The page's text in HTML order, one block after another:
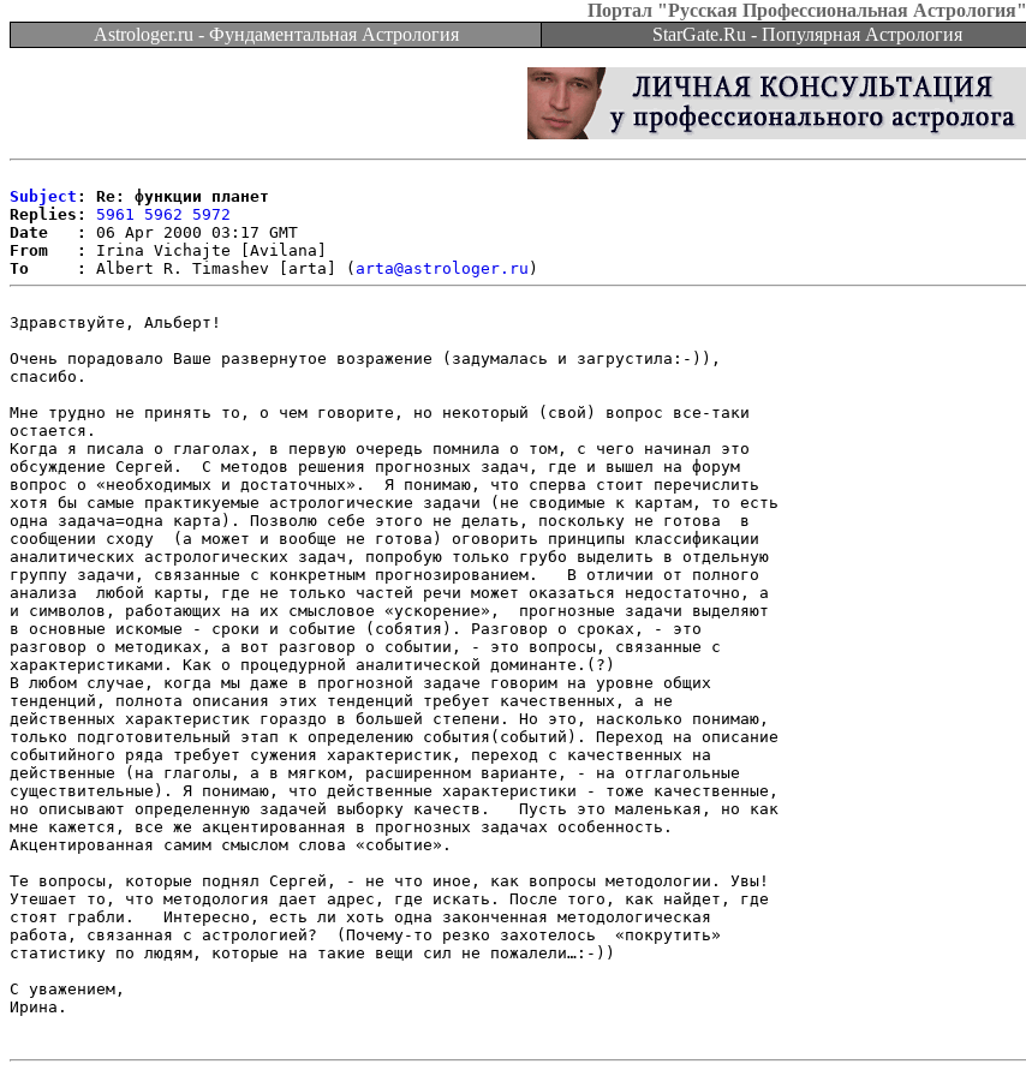
Портал "Русская Профессиональная Астрология"
Astrologer.ru - Фундаментальная Астрология
StarGate.Ru - Популярная Астрология
Subject : Re: функции планет
Replies:
5961 5962
5972
Date   :
From   :
To     :
Albert R. Timashev [arta] ( arta@astrologer.ru
Здравствуйте, Альберт!
Очень порадовало Ваше развернутое возражение (задумалась и загрустила:-)),
спасибо.
Мне трудно не принять то, о чем говорите, но некоторый (свой) вопрос все-таки
остается.
Когда я писала о глаголах, в первую очередь помнила о том, с чего начинал это
обсуждение Сергей.  С методов решения прогнозных задач, где и вышел на форум
вопрос о «необходимых и достаточных».  Я понимаю, что сперва стоит перечислить
хотя бы самые практикуемые астрологические задачи (не сводимые к картам, то есть
одна задача=одна карта). Позволю себе этого не делать, поскольку не готова  в
сообщении сходу  (а может и вообще не готова) оговорить принципы классификации
аналитических астрологических задач, попробую только грубо выделить в отдельную
группу задачи, связанные с конкретным прогнозированием.   В отличии от полного
анализа  любой карты, где не только частей речи может оказаться недостаточно, а
и символов, работающих на их смысловое «ускорение»,  прогнозные задачи выделяют
в основные искомые - сроки и событие (собятия). Разговор о сроках, - это
разговор о методиках, а вот разговор о событии, - это вопросы, связанные с
характеристиками. Как о процедурной аналитической доминанте.(?)
В любом случае, когда мы даже в прогнозной задаче говорим на уровне общих
тенденций, полнота описания этих тенденций требует качественных, а не
действенных характеристик гораздо в большей степени. Но это, насколько понимаю,
только подготовительный этап к определению события(событий). Переход на описание
событийного ряда требует сужения характеристик, переход с качественных на
действенные (на глаголы, а в мягком, расширенном варианте, - на отглагольные
существительные). Я понимаю, что действенные характеристики - тоже качественные,
но описывают определенную задачей выборку качеств.   Пусть это маленькая, но как
мне кажется, все же акцентированная в прогнозных задачах особенность.
Акцентированная самим смыслом слова «событие».
Те вопросы, которые поднял Сергей, - не что иное, как вопросы методологии. Увы!
Утешает то, что методология дает адрес, где искать. После того, как найдет, где
стоят грабли.   Интересно, есть ли хоть одна законченная методологическая
работа, связанная с астрологией?  (Почему-то резко захотелось  «покрутить»
статистику по людям, которые на такие вещи сил не пожалели…:-))
С уважением,
Ирина.